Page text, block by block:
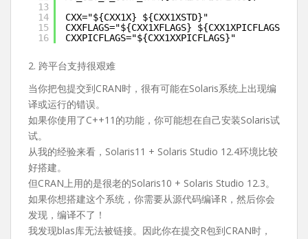
13
14
15
16
CXX="${CXX1X} ${CXX1XSTD}"
CXXFLAGS="${CXX1XFLAGS} ${CXX1XPICFLAGS}"
CXXPICFLAGS="${CXX1XXPICFLAGS}"
2. 跨平台支持很艰难
当你把包提交到CRAN时，很有可能在Solaris系统上出现编
译或运行的错误。
如果你使用了C++11的功能，你可能想在自己安装Solaris试
试。
从我的经验来看，Solaris11 + Solaris Studio 12.4环境比较
好搭建。
但CRAN上用的是很老的Solaris10 + Solaris Studio 12.3。
如果你想搭建这个系统，你需要从源代码编译R，然后你会
发现，编译不了！
我发现blas库无法被链接。因此你在提交R包到CRAN时，